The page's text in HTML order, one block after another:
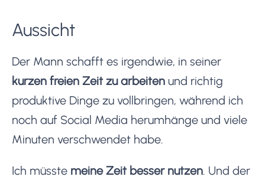
Aussicht
Der Mann schafft es irgendwie, in seiner
kurzen freien Zeit zu arbeiten und richtig
produktive Dinge zu vollbringen, während ich
noch auf Social Media herumhänge und viele
Minuten verschwendet habe.
Ich müsste meine Zeit besser nutzen. Und der